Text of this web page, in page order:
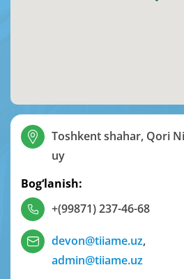
Toshkent shahar, Qori
uy
Bog‘lanish:
+(99871) 237-46-68
devon@tiiame.uz,
admin@tiiame.uz